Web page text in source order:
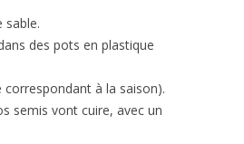
sable.
des pots en plastique
à la saison).
semis vont cuire, avec un